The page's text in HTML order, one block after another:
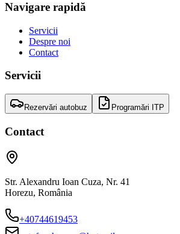
Navigare rapidă
Servicii
Despre noi
Contact
Servicii
Rezervări autobuz Programări ITP
Contact
Str. Alexandru Ioan Cuza, Nr. 41
Horezu, România
+40744619453